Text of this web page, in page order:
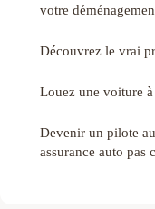
votre
Découvrez le vrai
Louez une voiture
Devenir un pilote
assurance auto pas